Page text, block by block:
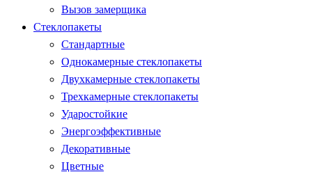
Вызов замерщика
Стеклопакеты
Стандартные
Однокамерные стеклопакеты
Двухкамерные стеклопакеты
Трехкамерные стеклопакеты
Ударостойкие
Энергоэффективные
Декоративные
Цветные